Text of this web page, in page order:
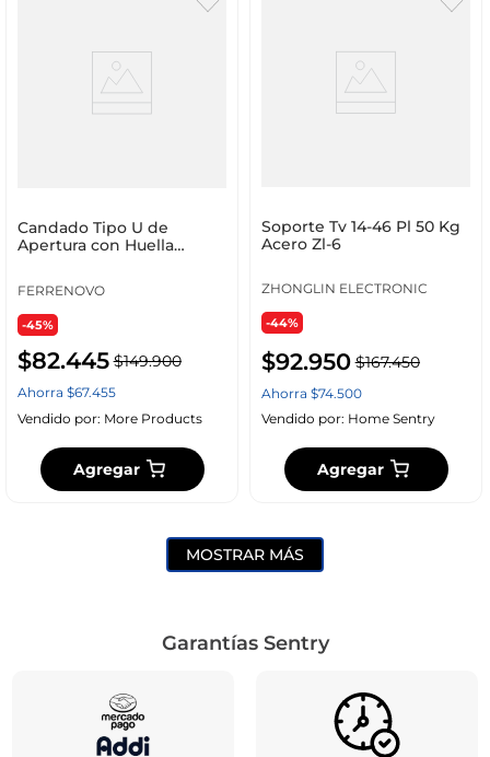
Candado Tipo U de
Apertura con Huella
FERRENOVO
-45%
$82.445 $149.900
Ahorra $67.455
Vendido por: More Products
Agregar
Soporte Tv 14-46 Pl 50 Kg
Acero Zl-6
ZHONGLIN ELECTRONIC
-44%
$92.950 $167.450
Ahorra $74.500
Vendido por: Home Sentry
Agregar
MOSTRAR MÁS
Garantías Sentry